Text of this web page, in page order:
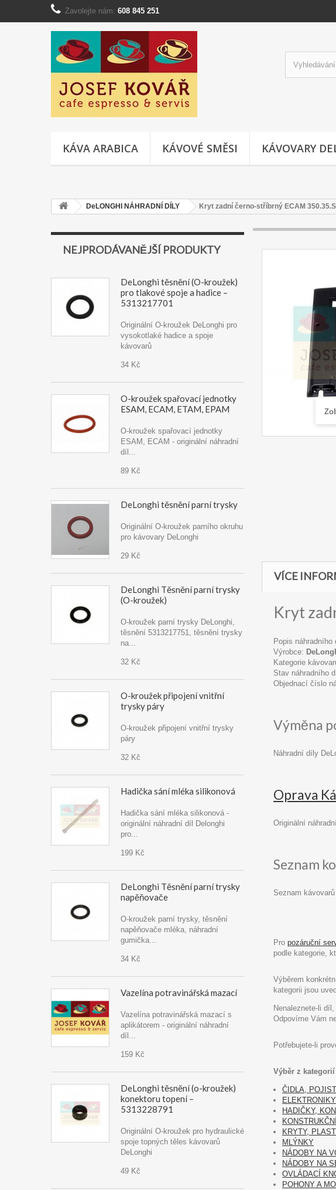
Zavolejte nám: 608 845 251
KÁVA ARABICA KÁVOVÉ SMĚSI KÁVOVARY
DeLONGHI NÁHRADNÍ DÍLY Kryt zadní černo-stříbrný ECAM
NEJPRODÁVANĚJŠÍ PRODUKTY
DeLonghi těsnění (O-kroužek)
pro tlakové spoje a hadice –
5313217701
Originální O-kroužek DeLonghi pro
vysokotlaké hadice a spoje
kávovarů
34 Kč
O-kroužek spařovací jednotky
ESAM, ECAM, ETAM, EPAM
O-kroužek spařovací jednotky
ESAM, ECAM - originální náhradní
díl...
89 Kč
DeLonghi těsnění parní trysky
Originální O-kroužek parního okruhu
pro kávovary DeLonghi
29 Kč
DeLonghi Těsnění parní trysky
(O-kroužek)
O-kroužek parní trysky DeLonghi,
těsnění 5313217751, těsnění trysky
na...
32 Kč
O-kroužek připojení vnitřní
trysky páry
O-kroužek připojení vnitřní trysky
páry
32 Kč
Hadička sání mléka silikonová
Hadička sání mléka silikonová -
originální náhradní díl Delonghi
pro...
199 Kč
DeLonghi Těsnění parní trysky
napěňovače
O-kroužek parní trysky, těsnění
napěňovače mléka, náhradní
gumička...
34 Kč
Vazelína potravinářská mazací
Vazelína potravinářská mazací s
aplikátorem - originální náhradní
díl...
159 Kč
DeLonghi těsnění (o-kroužek)
konektoru topení –
5313228791
Originální O-kroužek pro hydraulické
spoje topných těles kávovarů
DeLonghi
49 Kč
VÍCE
Kryt
Popis náhradního
Výrobce:
Kategorie
Stav náhradního
Objednací číslo
Výměna
Náhradní díly
Oprava
Originální
Seznam
Seznam
Pro pozáruční
podle kategorie,
Výběrem
kategorii jsou
Nenaleznete-li
Odpovíme Vám
Potřebujete-li
Výběr z
ČIDLA,
ELEKTRONIKY
HADIČKY,
KRYTY,
MLÝNKY
NÁDOBY NA
NÁDOBY NA
OVLÁDACÍ
POHONY A